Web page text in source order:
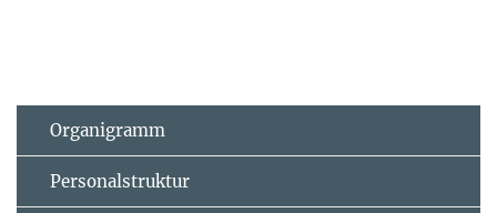
Organigramm
Personalstruktur